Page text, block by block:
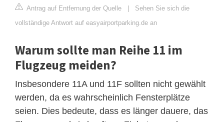
Antrag auf Entfernung der Quelle | Sehen Sie sich die
vollständige Antwort auf easyairportparking.de an
Warum sollte man Reihe 11 im
Flugzeug meiden?
Insbesondere 11A und 11F sollten nicht gewählt
werden, da es wahrscheinlich Fensterplätze
seien. Dies bedeute, dass es länger dauere, das